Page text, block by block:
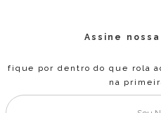
Assine
fique por dentro do que rola
na